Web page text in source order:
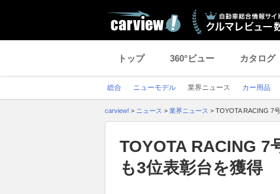
トップ 360°ビュー カタログ
総合 ニューモデル 業界ニュース カー用品
carview! > ニュース > 業界ニュース > TOYOTA RACING 7
TOYOTA RACING 7
も3位表彰台を獲得